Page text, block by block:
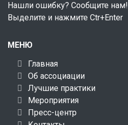
Нашли ошибку? Сообщите нам!
Выделите и нажмите Ctr+Enter
МЕНЮ
Главная
Об ассоциации
Лучшие практики
Мероприятия
Пресс-центр